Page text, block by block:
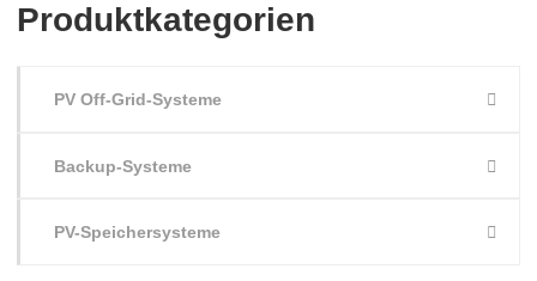
Produktkategorien
PV Off-Grid-Systeme
Backup-Systeme
PV-Speichersysteme